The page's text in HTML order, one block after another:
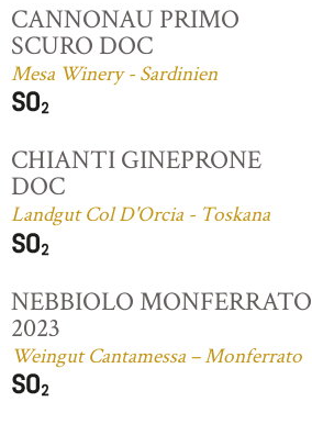
CANNONAU PRIMO
SCURO DOC
Mesa Winery - Sardinien
CHIANTI GINEPRONE
DOC
Landgut Col D'Orcia - Toskana
NEBBIOLO MONFERRATO
2023
Weingut Cantamessa – Monferrato